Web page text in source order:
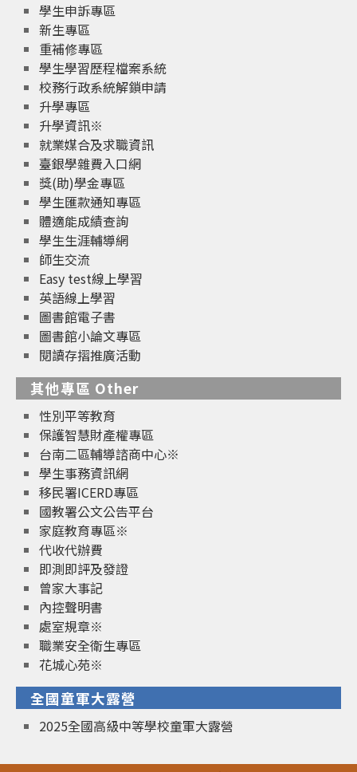
學生申訴專區
新生專區
重補修專區
學生學習歷程檔案系統
校務行政系統解鎖申請
升學專區
升學資訊※
就業媒合及求職資訊
臺銀學雜費入口網
獎(助)學金專區
學生匯款通知專區
體適能成績查詢
學生生涯輔導網
師生交流
Easy test線上學習
英語線上學習
圖書館電子書
圖書館小論文專區
閱讀存摺推廣活動
其他專區 Other
性別平等教育
保護智慧財產權專區
台南二區輔導諮商中心※
學生事務資訊網
移民署ICERD專區
國教署公文公告平台
家庭教育專區※
代收代辦費
即測即評及發證
曾家大事記
內控聲明書
處室規章※
職業安全衛生專區
花城心苑※
全國童軍大露營
2025全國高級中等學校童軍大露營